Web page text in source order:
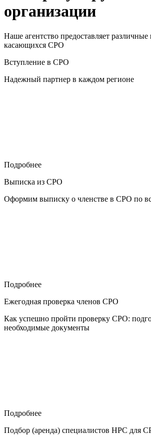
организации
Наше агентство предоставляет
касающихся СРО
Вступление в СРО
Надежный партнер в каждом регионе
Подробнее
Выписка из СРО
Оформим выписку о членстве в СРО по
Подробнее
Ежегодная проверка членов СРО
Как успешно пройти проверку СРО:
необходимые документы
Подробнее
Подбор (аренда) специалистов НРС для